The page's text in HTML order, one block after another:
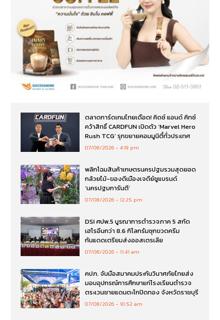
ตลาดการ์ดเกมไทยเดือด! คิดซ์ แอนด์ คิทซ์
คว้าสิทธิ์ CARDFUN เปิดตัว ‘Marvel Hero
Rush TCG’ รุกขยายคอมมูนิตี้ทั่วประเทศ
07/08/2026 4:19 pm
พลิกโฉมสินค้าเกษตรนครปฐมรวมสุดยอด
กล้วยไม้-ของดีเมืองเจดีย์ชูแบรนด์
‘นครปฐมการันตี’
07/08/2026 12:25 pm
DSI ศปพ.5 บูรณาการตำรวจภาค 5 สกัด
เฮโรอีนกว่า 8.6 กิโลกรัมซุกขวดครีม
กันแดดเตรียมส่งออสเตรเลีย
07/08/2026 11:41 am
คปภ. จับมือสมาคมประกันวินาศภัยไทยส่ง
มอบอุปกรณ์การศึกษาแก่โรงเรียนตำรวจ
ตระเวนชายแดนตะโกปิดทอง จังหวัดราชบุรี
07/08/2026 10:52 am